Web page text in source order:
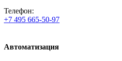
Телефон:
+7 495 665-50-97
Автоматизация